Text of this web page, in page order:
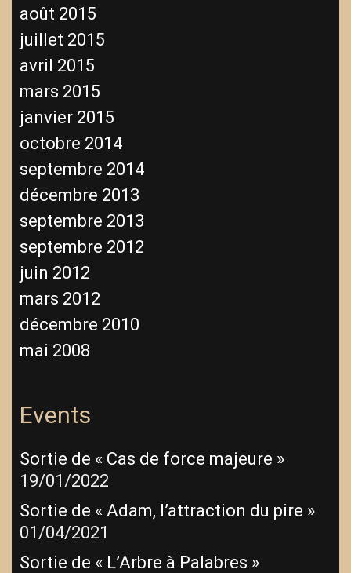
août 2015
juillet 2015
avril 2015
mars 2015
janvier 2015
octobre 2014
septembre 2014
décembre 2013
septembre 2013
septembre 2012
juin 2012
mars 2012
décembre 2010
mai 2008
Events
Sortie de « Cas de force majeure »
19/01/2022
Sortie de « Adam, l’attraction du pire »
01/04/2021
Sortie de « L’Arbre à Palabres »